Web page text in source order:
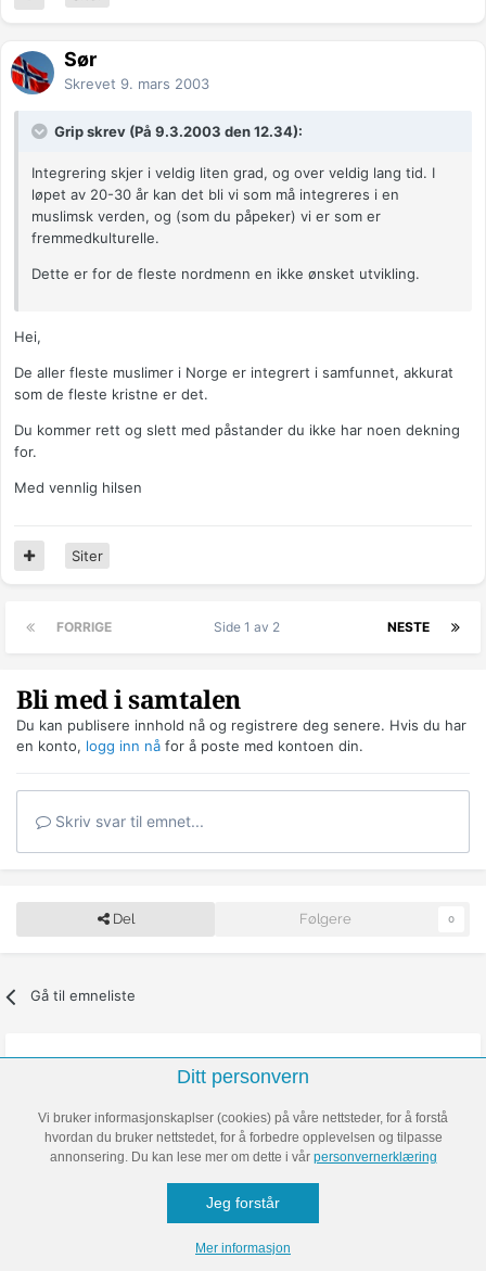
Sør
Skrevet 9. mars 2003
Grip skrev (På 9.3.2003 den 12.34):
Integrering skjer i veldig liten grad, og over veldig lang tid. I
løpet av 20-30 år kan det bli vi som må integreres i en
muslimsk verden, og (som du påpeker) vi er som er
fremmedkulturelle.
Dette er for de fleste nordmenn en ikke ønsket utvikling.
Hei,
De aller fleste muslimer i Norge er integrert i samfunnet, akkurat
som de fleste kristne er det.
Du kommer rett og slett med påstander du ikke har noen dekning
for.
Med vennlig hilsen
Siter
FORRIGE NESTE
Side 1 av 2
Bli med i samtalen
Du kan publisere innhold nå og registrere deg senere. Hvis du har
en konto, logg inn nå for å poste med kontoen din.
Skriv svar til emnet...
Del Følgere 0
Gå til emneliste
VI FORESLÅR OGSÅ
Har fått nok: – Slutt å
gjøre dette på
Ditt personvern
Vi bruker informasjonskaplser (cookies) på våre nettsteder, for å forstå
hvordan du bruker nettstedet, for å forbedre opplevelsen og tilpasse
annonsering. Du kan lese mer om dette i vår personvernerklæring
Jeg forstår
Mer informasjon